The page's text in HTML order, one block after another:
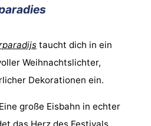
taucht dich in ein
Weihnachtslichter,
Dekorationen ein.
Eine große Eisbahn in echter